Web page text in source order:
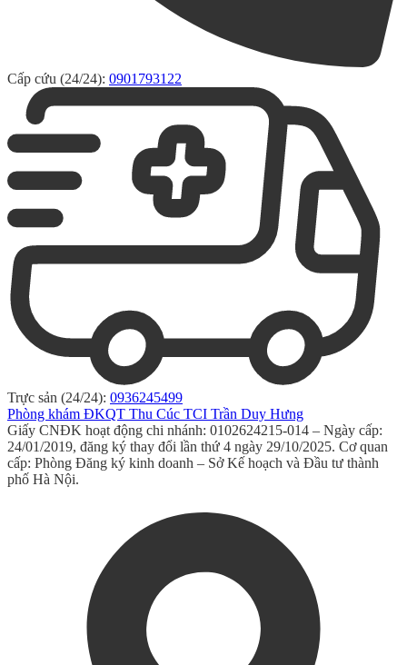
Cấp cứu (24/24): 0901793122
Trực sản (24/24): 0936245499
Phòng khám ĐKQT Thu Cúc TCI Trần Duy Hưng
Giấy CNĐK hoạt động chi nhánh: 0102624215-014 – Ngày cấp:
24/01/2019, đăng ký thay đổi lần thứ 4 ngày 29/10/2025. Cơ quan
cấp: Phòng Đăng ký kinh doanh – Sở Kế hoạch và Đầu tư thành
phố Hà Nội.